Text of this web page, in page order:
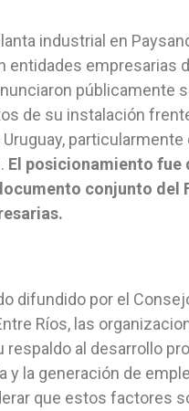
industrial en
entidades empresarias
públicamente
de su instalación
particularmente
El posicionamiento fue
conjunto del
difundido por el
Ríos, las
al desarrollo
y la generación de
que estos factores